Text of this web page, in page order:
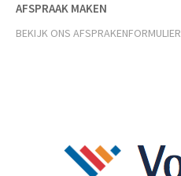
AFSPRAAK MAKEN
BEKIJK ONS AFSPRAKENFORMULIER